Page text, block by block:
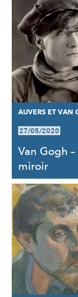
AUVERS ET VAN
27/05/2020
Van Gogh
miroir